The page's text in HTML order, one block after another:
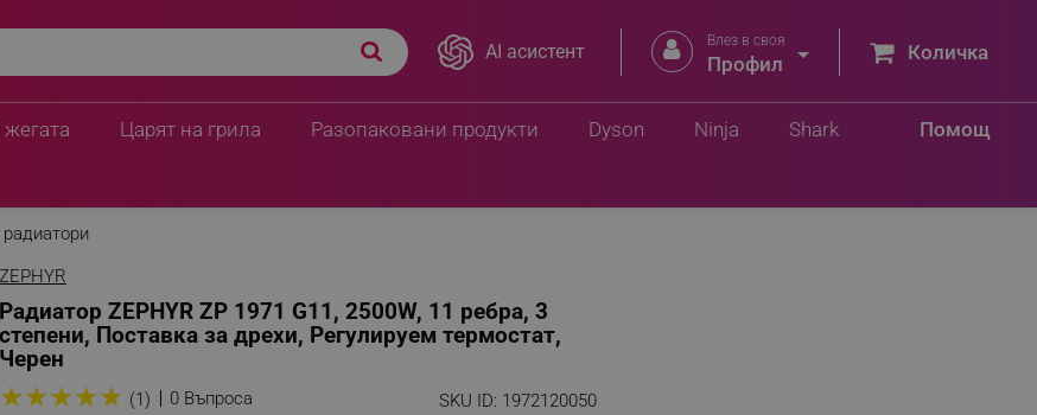
AI асистент  Влез в своя
Профил  Количка
Царят на грила Разопаковани продукти Помощ
Dyson Ninja Shark
ZEPHYR
Радиатор ZEPHYR ZP 1971 G11, 2500W, 11 ребра, 3
степени, Поставка за дрехи, Регулируем термостат,
Черен
SKU ID: 1972120050
★★★★★ (1) 0 Въпроса